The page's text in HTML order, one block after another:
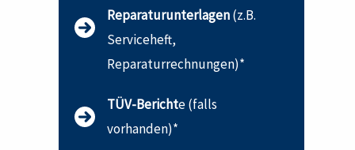
Reparaturunterlagen(z.B.
Serviceheft,
Reparaturrechnungen)*
TÜV-Berichte (falls
vorhanden)*